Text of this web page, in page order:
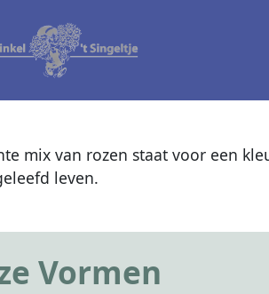
mix van rozen staat voor een
leven.
Vormen